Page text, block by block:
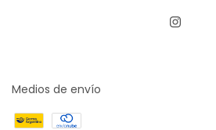
Medios de envío